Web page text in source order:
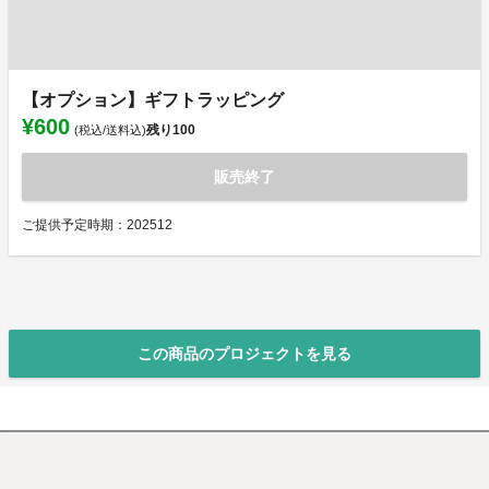
【オプション】ギフトラッピング
¥600 (税込/送料込)残り100
販売終了
ご提供予定時期：202512
この商品のプロジェクトを見る